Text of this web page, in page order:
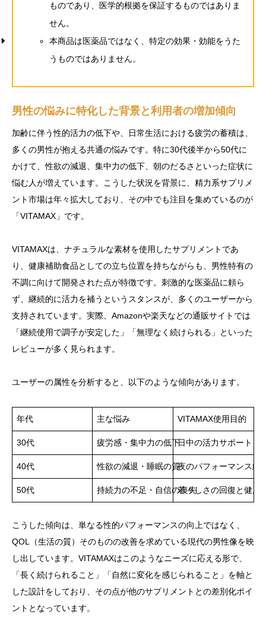
ものであり、医学的根拠を保証するものではありま
せん。
本商品は医薬品ではなく、特定の効果・効能をうた
うものではありません。
男性の悩みに特化した背景と利用者の増加傾向
加齢に伴う性的活力の低下や、日常生活における疲労の蓄積は、
多くの男性が抱える共通の悩みです。特に30代後半から50代に
かけて、性欲の減退、集中力の低下、朝のだるさといった症状に
悩む人が増えています。こうした状況を背景に、精力系サプリメ
ント市場は年々拡大しており、その中でも注目を集めているのが
「VITAMAX」です。
VITAMAXは、ナチュラルな素材を使用したサプリメントであ
り、健康補助食品としての立ち位置を持ちながらも、男性特有の
不調に向けて開発された点が特徴です。刺激的な医薬品に頼ら
ず、継続的に活力を補うというスタンスが、多くのユーザーから
支持されています。実際、Amazonや楽天などの通販サイトでは
「継続使用で調子が安定した」「無理なく続けられる」といった
レビューが多く見られます。
ユーザーの属性を分析すると、以下のような傾向があります。
年代 主な悩み VITAMAX使用目的
30代 疲労感・集中力の低下日中の活力サポート
40代 性欲の減退・睡眠の質夜のパフォーマンス維
50代 持続力の不足・自信の喪失若々しさの回復と健康
こうした傾向は、単なる性的パフォーマンスの向上ではなく、
QOL（生活の質）そのものの改善を求めている現代の男性像を映
し出しています。VITAMAXはこのようなニーズに応える形で、
「長く続けられること」「自然に変化を感じられること」を軸と
した設計をしており、その点が他のサプリメントとの差別化ポイ
ントとなっています。